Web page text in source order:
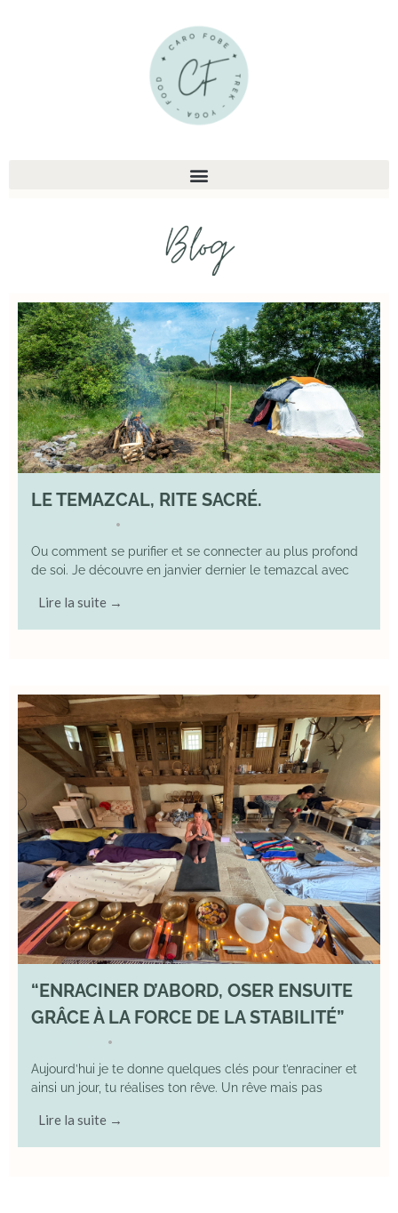
LE TEMAZCAL, RITE SACRÉ.
•
Ou comment se purifier et se connecter au plus profond
de soi. Je découvre en janvier dernier le temazcal avec
Lire la suite →
“ENRACINER D’ABORD, OSER ENSUITE
GRÂCE À LA FORCE DE LA STABILITÉ”
•
Aujourd’hui je te donne quelques clés pour t’enraciner et
ainsi un jour, tu réalises ton rêve. Un rêve mais pas
Lire la suite →